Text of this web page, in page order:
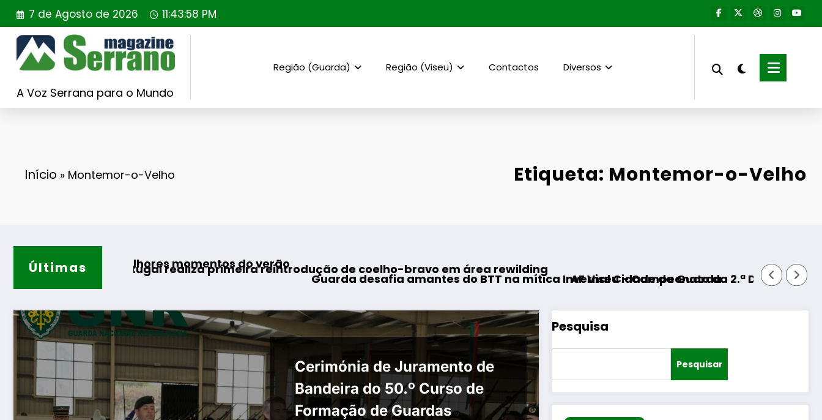
Saltar
para
conteúdo
7 de Agosto de 2026 11:43:59 PM
A Voz Serrana para o Mundo
Região (Guarda) Região (Viseu) Contactos Diversos
Início » Montemor-o-Velho Etiqueta: Montemor-o-Velho
Últimas
os melhores momentos do verão
Portugal realiza primeira reintrodução de coelho-bravo em área rewilding
Guarda desafia amantes do BTT na mítica Invernal Cidade da Guarda
AF Viseu – Campeonato da 2.ª Divisão Distrital –
Cerimónia de Juramento de
Bandeira do 50.º Curso de
Formação de Guardas
Pesquisa
Pesquisar